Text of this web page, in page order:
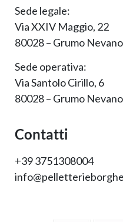
Sede legale:
Via XXIV Maggio, 22
80028 – Grumo
Sede operativa:
Via Santolo Cirillo, 6
80028 – Grumo
Contatti
+39 3751308004